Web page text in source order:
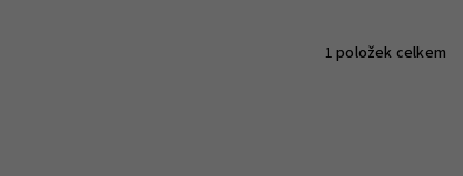
1 položek celkem